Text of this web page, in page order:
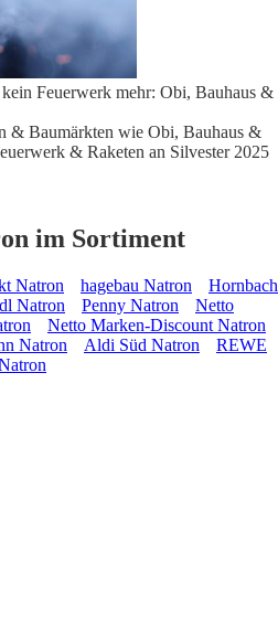
Feuerwerk mehr: Obi, Bauhaus &
& Baumärkten wie Obi, Bauhaus &
& Raketen an Silvester 2025
im Sortiment
Natron hagebau Natron
Hornbach
Natron Penny Natron
Netto
Netto Marken-Discount Natron
Natron Aldi Süd Natron
REWE